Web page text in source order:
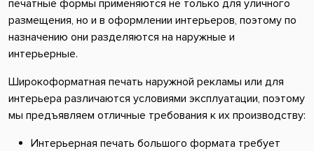
печатные формы применяются не только для уличного
размещения, но и в оформлении интерьеров, поэтому по
назначению они разделяются на наружные и
интерьерные.
Широкоформатная печать наружной рекламы или для
интерьера различаются условиями эксплуатации, поэтому
мы предъявляем отличные требования к их производству:
Интерьерная печать большого формата требует